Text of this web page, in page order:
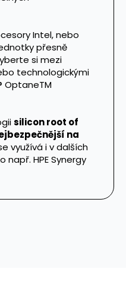
Intel, nebo
přesně
si mezi
technologickými
OptaneTM
silicon root of
na
využívá i v dalších
např. HPE Synergy